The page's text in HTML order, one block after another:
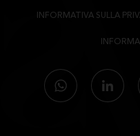
INFORMATIVA SULLA